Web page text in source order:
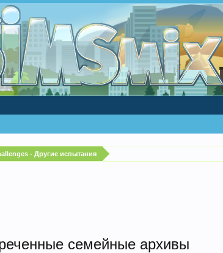
- Другие испытания
семейные архивы